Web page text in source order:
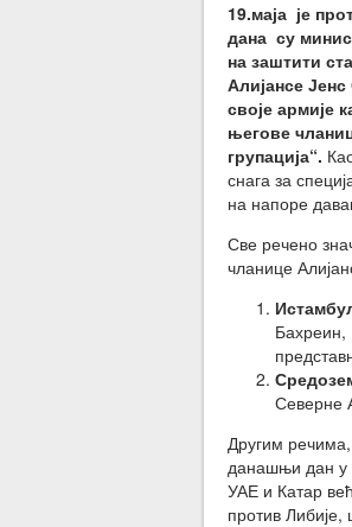
19.маја је
дана су
на заштити
Алијансе
своје армије
његове
групација“.
снага за
на напоре
Све речено
чланице
Бахреин,
Северне
Другим
данашњи дан у
УАЕ и Катар
против Либије,